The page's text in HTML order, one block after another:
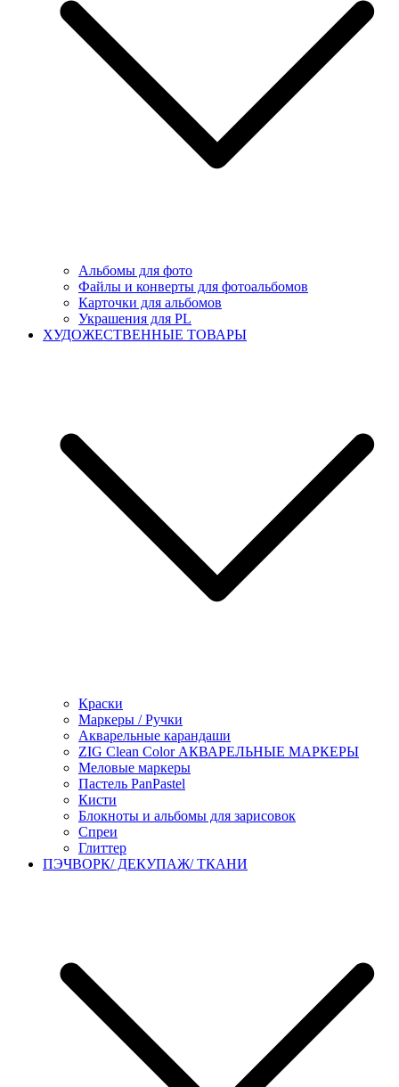
Альбомы для фото
Файлы и конверты для фотоальбомов
Карточки для альбомов
Украшения для PL
ХУДОЖЕСТВЕННЫЕ ТОВАРЫ
Краски
Маркеры / Ручки
Акварельные карандаши
ZIG Clean Color АКВАРЕЛЬНЫЕ МАРКЕРЫ
Меловые маркеры
Пастель PanPastel
Кисти
Блокноты и альбомы для зарисовок
Спреи
Глиттер
ПЭЧВОРК/ ДЕКУПАЖ/ ТКАНИ